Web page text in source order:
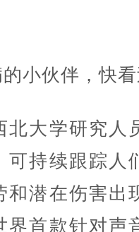
小伙伴，快看
大学研究人
可持续跟踪人
和潜在伤害出
界首款针对声